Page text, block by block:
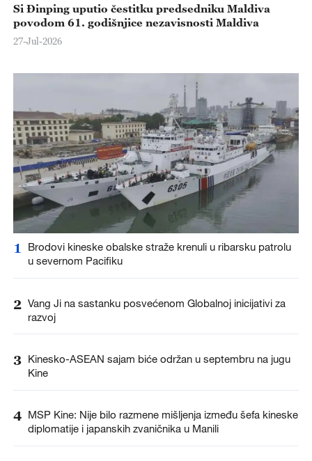
Si Đinping uputio čestitku predsedniku Maldiva
povodom 61. godišnjice nezavisnosti Maldiva
27-Jul-2026
1
Brodovi kineske obalske straže krenuli u ribarsku patrolu
u severnom Pacifiku
2 Vang Ji na sastanku posvećenom Globalnoj inicijativi za
razvoj
3 Kinesko-ASEAN sajam biće održan u septembru na jugu
Kine
4 MSP Kine: Nije bilo razmene mišljenja između šefa kineske
diplomatije i japanskih zvaničnika u Manili